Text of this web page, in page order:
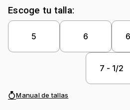
Metal: Oro 18 Kilates
Forma:
Piedra decoración:
Escoge tu talla:
5 6
7 - 1/2
Manual de tallas